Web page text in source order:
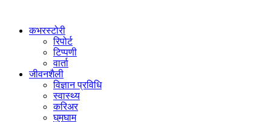
कभरस्टोरी
रिपोर्ट
टिप्पणी
वार्ता
जीवनशैली
विज्ञान प्रविधि
स्वास्थ्य
करिअर
घुमघाम